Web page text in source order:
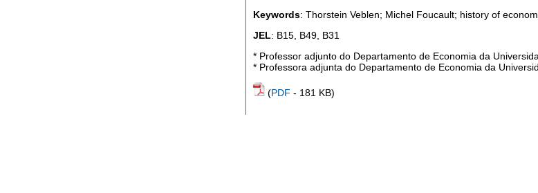
Keywords: Thorstein Veblen; Michel Foucault; history of
JEL: B15, B49, B31
* Professor adjunto do Departamento de Economia da
* Professora adjunta do Departamento de Economia da
(PDF - 181 KB)